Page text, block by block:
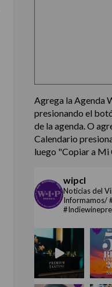
Agrega la Agenda
presionando el
de la agenda. O
Calendario
luego "Copiar a Mi
wipcl
Noticias del
Informamos/